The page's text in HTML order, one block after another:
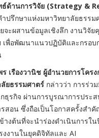
ธ์ด้านการวิจัย (Strategy &
ปรึกษาแห่งมหาวิทยาลัยธรร
จะผสานข้อมูลเชิงลึก งานวิ
พื่อพัฒนาแนวปฏิบัติและกรอ
ร เรืองวานิช ผู้อำนวยการโค
ยธรรมศาตร์ กล่าวว่า การร่
ธุรกิจ ผ่านการบูรณาการปร
สอน ซึ่งถือเป็นโอกาสครั้งส
งต้นที่จะนำร่องดำเนินการใ
งงานในยุคดิจิทัลและ AI